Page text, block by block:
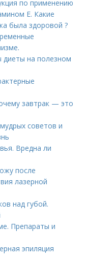
по применению
Е. Какие
была здоровой ?
диеты на полезном
завтрак — это
советов и
Вредна ли
после
лазерной
над губой.
Препараты и
эпиляция